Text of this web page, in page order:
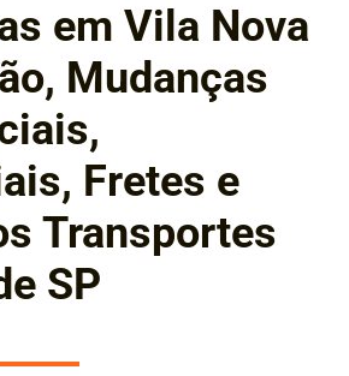
em Vila Nova
Mudanças
Fretes e
Transportes
SP